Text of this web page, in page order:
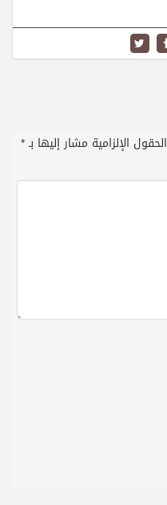
الحقول الإلزامية مشار إليها بـ*